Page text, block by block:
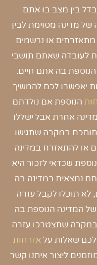
בין מצב בו אתם
של מדינה מסוימת לבין
או נרשמים
לעובדה שאתם תושבי
בה אתם חיים.
יאפשרו לכם להמשיך
הנוספת אם נולדתם
אחרת אבל ישללו
במקרה שתגישו
או להתאזרח במדינה
שכדאי לזכור היא
נמצאים במדינה בה
לא תוכלו לקבל עזרה
של המדינה הנוספת בה
שתצטרכו עזרה
שאלות על אזרחות
ליצור איתנו קשר